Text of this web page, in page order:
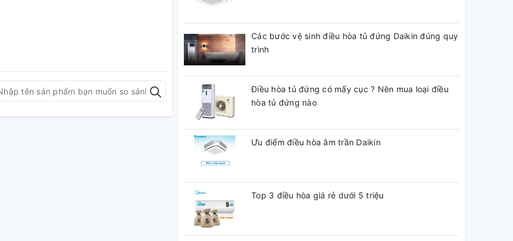
Các bước vệ sinh điều hòa tủ đứng Daikin đúng quy
trình
Điều hòa tủ đứng có mấy cục ? Nên mua loại điều
hòa tủ đứng nào
Ưu điểm điều hòa âm trần Daikin
Top 3 điều hòa giá rẻ dưới 5 triệu